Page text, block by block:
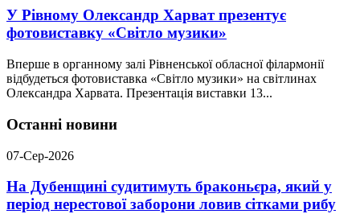
У Рівному Олександр Харват презентує
фотовиставку «Світло музики»
Вперше в органному залі Рівненської обласної філармонії
відбудеться фотовиставка «Світло музики» на світлинах
Олександра Харвата. Презентація виставки 13...
Останні новини
07-Сер-2026
На Дубенщині судитимуть браконьєра, який у
період нерестової заборони ловив сітками рибу